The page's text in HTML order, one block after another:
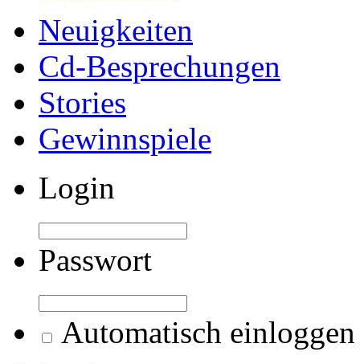
Neuigkeiten
Cd-Besprechungen
Stories
Gewinnspiele
Login
Passwort
Automatisch einloggen